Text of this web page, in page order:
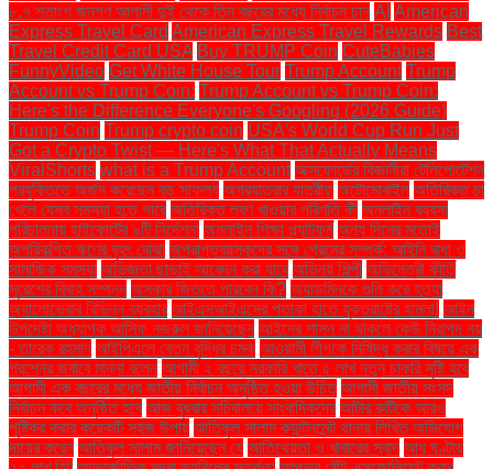
৮.৭ শতাংশ জনগণ আগামী দুই থেকে তিন বছরের মধ্যে নির্বাচন চান AI American
Express Travel Card American Express Travel Rewards Best
Travel Credit Card USA Buy TRUMP Coin CuteBabies
FunnyVideo Get White House Tour Trump Account Trump
Account vs Trump Coin: Trump Account vs Trump Coin:
Here's the Difference Everyone's Googling (2026 Guide)
Trump Coin Trump crypto coin USA's World Cup Run Just
Got a Crypto Twist — Here's What That Actually Means
ViralShorts what is a Trump Account অক্সফোর্ডের বিজ্ঞানীরা টেলিপোর্টেশন
প্রযুক্তিতে অর্জন করেছেন বড় সাফল্য অগ্রযাত্রার যাত্রীরা অটোমোবাইল অতিরিক্ত চা
খেলে যেসব সমস্যা হতে পারে অতিরিক্ত লবণ খাওয়ার পরিণতি কী অনলাইন ব্যবসা
পরিচালনায় হাইকোর্টের ৯টি নির্দেশনা অনলাইন শিক্ষা প্ল্যাটফর্ম অন্য দিনের মতোই
অপরিকল্পিত ঋণের বৃহৎ বোঝা অপ্রাপ্তবয়স্কদের সঙ্গে প্রেমের সম্পর্ক: আইনি বাধা ও
সামাজিক সমস্যা অভিজ্ঞতা ছাড়াই আবেদন করা যাবে অভিনয় শিল্পী অভিনেত্রী কীর্তি
সুরেশের বিবাহ সম্পন্ন অস্কার জিততে পারবেন কি? অ্যাডমিনকে গুলি করে হত্যা
অ্যালোভেরার বিভিন্ন ব্যবহার আইএসআইএসের পতাকা হাতে যুক্তরাষ্ট্রে হামলা! আইন
উপদেষ্টা অধ্যাপক আসিফ নজরুল জানিয়েছেন আইনের শাসন না থাকলে কেউ নিরাপদ নয়
- তারেক রহমান আইপিএলে বেতন বৃদ্ধির চমক আওয়ামী লীগকে নিষিদ্ধ করার বিষয়ে এক
প্রশ্নের জবাবে মান্না বলেন আগামী ২ বছরে সরকারি খাতে ৫ লাখ নতুন চাকরি সৃষ্টি হবে
আগামী এক বছরের মধ্যে জাতীয় নির্বাচন অনুষ্ঠিত হওয়া উচিত আগামী জাতীয় সংসদ
নির্বাচন কবে অনুষ্ঠিত হবে আজ বুধবার সচিবালয়ে সাংবাদিকদের আটার রুটিকে আরও
পুষ্টিকর করার কয়েকটি সহজ উপায় আতিকুল সালাম ক্যান্টনমেন্ট থানায় লিখিত অভিযোগ
দায়ের করেন আতিকুল সালাম জানিয়েছেন যে আতিথেয়তা ও খাবারের স্বাদ আধ ঘণ্টায়